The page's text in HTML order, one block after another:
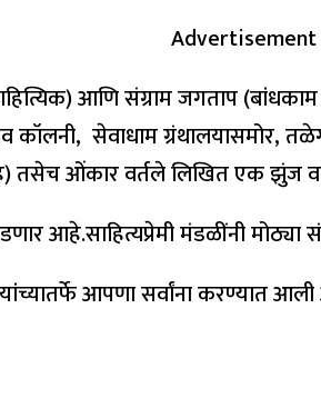
Advertisement
आणि संग्राम जगताप
कॉलनी, सेवाधाम ग्रंथालयासमोर,
तसेच ओंकार वर्तले लिखित एक झुंज
आहे.साहित्यप्रेमी मंडळींनी मोठ्या
यांच्यातर्फे आपणा सर्वांना करण्यात